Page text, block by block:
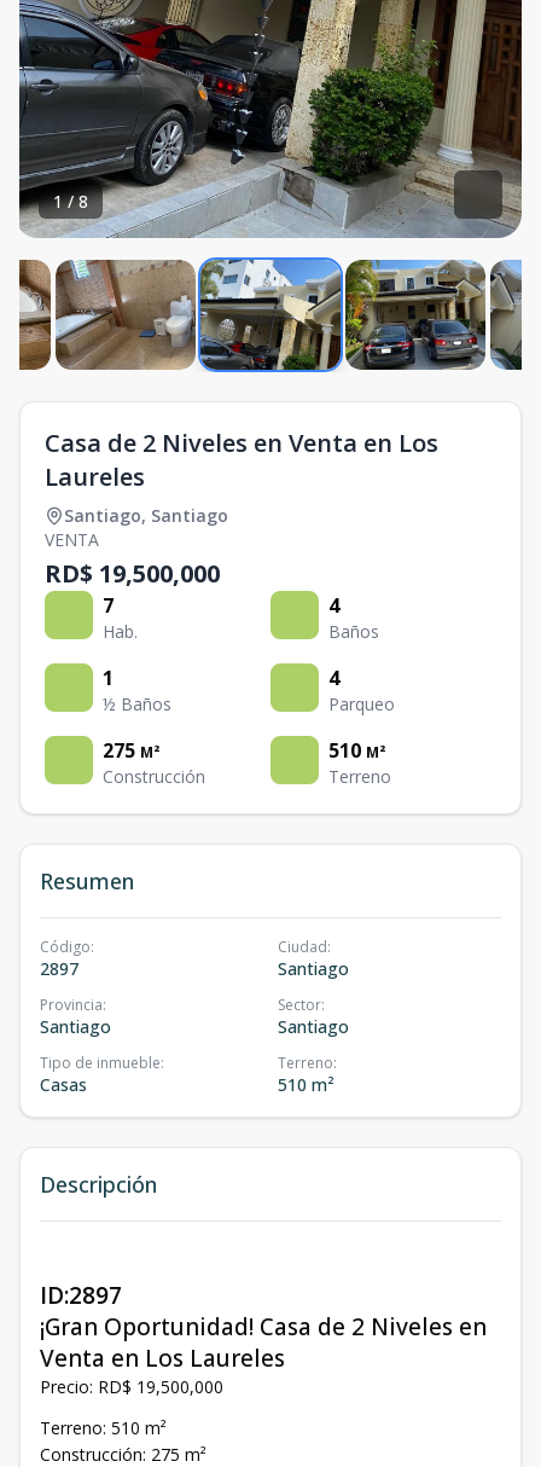
1/8
Casa de 2 Niveles en Venta en Los
Laureles
Santiago, Santiago
VENTA
RD$ 19,500,000
7
Hab.
4
Baños
1
½ Baños
4
Parqueo
275 M²
Construcción
510 M²
Terreno
Resumen
Código:
2897
Ciudad:
Santiago
Provincia:
Santiago
Sector:
Santiago
Tipo de inmueble:
Casas
Terreno:
510 m²
Descripción
ID:2897
¡Gran Oportunidad! Casa de 2 Niveles en
Venta en Los Laureles
Precio: RD$ 19,500,000
Terreno: 510 m²
Construcción: 275 m²